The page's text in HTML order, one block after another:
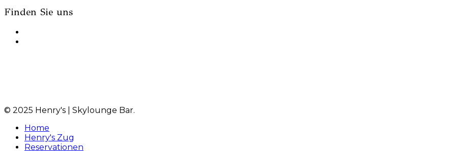
Finden Sie uns
© 2025 Henry's | Skylounge Bar.
Home
Henry's Zug
Reservationen